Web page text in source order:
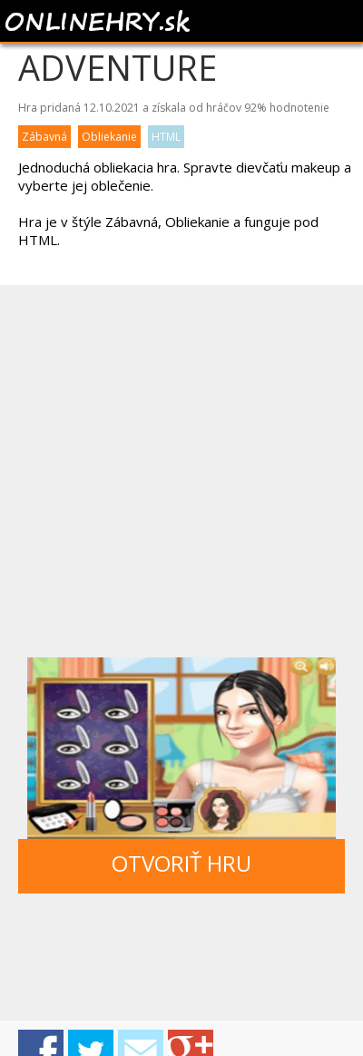
THRIFTING
ADVENTURE
Hra pridaná 12.10.2021 a získala od hráčov 92% hodnotenie
Zábavná
Obliekanie HTML
Jednoduchá obliekacia hra. Spravte dievčaťu makeup a
vyberte jej oblečenie.
Hra je v štýle Zábavná, Obliekanie a funguje pod
HTML.
OTVORIŤ HRU